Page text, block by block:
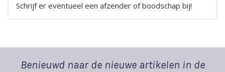
Schrijf er eventueel een afzender of boodschap bij!
Benieuwd naar de nieuwe artikelen in de